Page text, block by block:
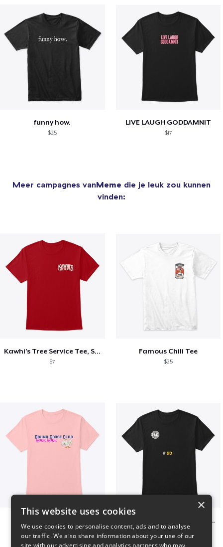
funny how.
$25
LIVE LAUGH GODDAMNIT
$17
Meer campagnes vanMeme die je leuk zou kunnen
vinden:
Kawhi’s Tree Service Tee, Shirts, Mug
$7
Famous Chili Tee
$25
Episode 50 Classic Crew Neck T-Shirt
×
This website uses cookies
We use cookies to personalise content, ads and to analyse
our traffic. We also share information about your use of our
site with our advertising and analytics partners who may